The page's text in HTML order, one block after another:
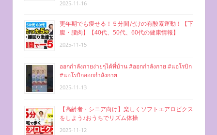
2025-11-16
更年期でも痩せる！５分間だけの有酸素運動！【下
腹・腰肉】【40代、50代、60代の健康情報】
2025-11-15
ออกกำลังกายง่ายๆได้ที่บ้าน #ออกกำลังกาย #แอโรบิก
#แอโรบิกออกกำลังกาย
2025-11-13
【高齢者・シニア向け】楽しくソフトエアロビクス
をしよう♪おうちでリズム体操
2025-11-12